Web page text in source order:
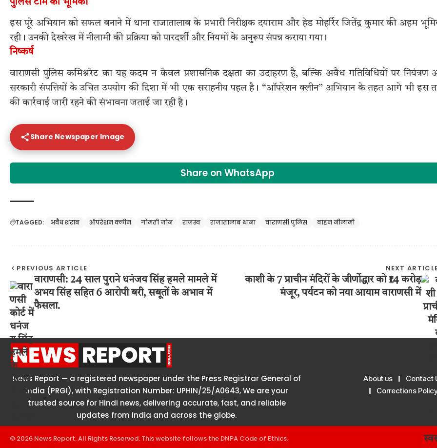
पुलिस टीम की भूमिका
इस पूरे अभियान को सफल बनाने में थाना राजातालाब के प्रभारी निरीक्षक दयाराम और हेड मोहर्रिर जितेंद्र कुमार की अहम
रही। उनकी देखरेख में नीलामी की प्रक्रिया को पारदर्शी और नियमों के अनुरूप संपन्न कराया गया।
निष्कर्ष
वाराणसी पुलिस कमिश्नरेट का यह कदम न केवल प्रशासनिक दक्षता का उदाहरण है, बल्कि अवैध गतिविधियों पर नियंत्रण
सरकारी संपत्तियों के उचित उपयोग की दिशा में भी एक सराहनीय पहल है। “ऑपरेशन क्लीन” अभियान के तहत आगे भी इस
की कार्रवाई जारी रहने की संभावना जताई जा रही है।
Share Newspaper Image
Share on WhatsApp
TAGGED: अवैध शराब ऑपरेशन क्लीन गोमती जोन राजस्व राजातालाब थाना वाराणसी पुलिस वाहन नीलामी
PREVIOUS ARTICLE
वाराणसी: 24 साल पुराने धनंजय सिंह हमले मामले में
अभय सिंह सहित 6 आरोपी बरी, सबूतों के अभाव में
फैसला.
NEXT
काशी के 7 प्राचीन मंदिरों के जीर्णोद्धार को ₹14 करोड़
मंजूर, पर्यटन को नया आयाम वाराणसी में
News Report — a registered newspaper under the Press Registrar General of
India (PRGI), with Registration Number: UPHIN/25/A0643, We are your
trusted source for Hindi news, delivering accurate, fast, and reliable
updates from India and across the globe.
About us Contact
Corrections
© 2026 News Report. All Rights Reserved. This website follows the DNPA Code of Ethics.